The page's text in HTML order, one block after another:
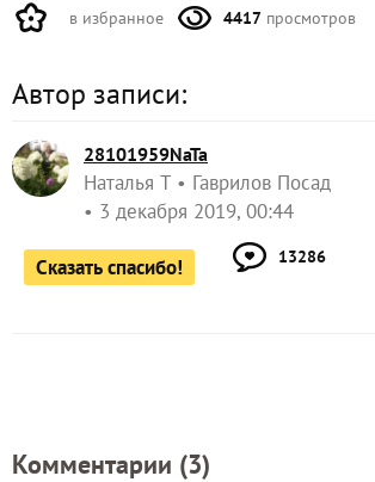
в избранное 4417 просмотров
Автор записи:
28101959NaTa
Наталья Т
Гаврилов Посад
3 декабря 2019, 00:44
Сказать спасибо! 13286
Комментарии (3)